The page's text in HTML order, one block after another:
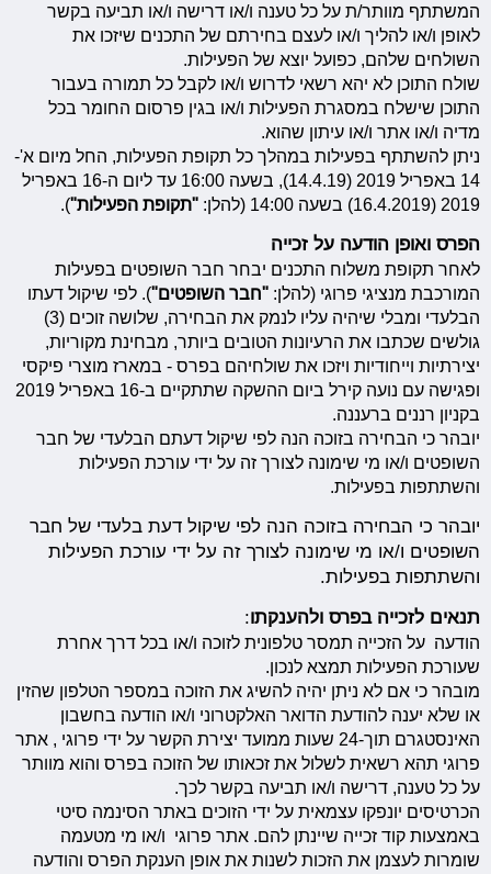
המשתתף מוותר/ת על כל טענה ו/או דרישה ו/או תביעה בקשר
לאופן ו/או להליך ו/או לעצם בחירתם של התכנים שיזכו את
השולחים שלהם, כפועל יוצא של הפעילות.
שולח התוכן לא יהא רשאי לדרוש ו/או לקבל כל תמורה בעבור
התוכן שישלח במסגרת הפעילות ו/או בגין פרסום החומר בכל
מדיה ו/או אתר ו/או עיתון שהוא.
ניתן להשתתף בפעילות במהלך כל תקופת הפעילות, החל מיום א'-
14 באפריל 2019 (14.4.19), בשעה 16:00 עד ליום ה-16 באפריל
2019 (16.4.2019) בשעה 14:00 (להלן:
"תקופת הפעילות").
הפרס ואופן הודעה על זכייה
לאחר תקופת משלוח התכנים יבחר חבר השופטים בפעילות
המורכבת מנציגי פרוגי (להלן:"חבר השופטים"). לפי שיקול דעתו
הבלעדי ומבלי שיהיה עליו לנמק את הבחירה, שלושה זוכים (3)
גולשים שכתבו את הרעיונות הטובים ביותר, מבחינת מקוריות,
יצירתיות וייחודיות ויזכו את שולחיהם בפרס - במארז מוצרי פיקסי
ופגישה עם נועה קירל ביום ההשקה שתתקיים ב-16 באפריל 2019
בקניון רננים ברעננה.
יובהר כי הבחירה בזוכה הנה לפי שיקול דעתם הבלעדי של חבר
השופטים ו/או מי שימונה לצורך זה על ידי עורכת הפעילות
והשתתפות בפעילות.
יובהר כי הבחירה בזוכה הנה לפי שיקול דעת בלעדי של חבר
השופטים ו/או מי שימונה לצורך זה על ידי עורכת הפעילות
והשתתפות בפעילות.
תנאים לזכייה בפרס ולהענקתו:
הודעה על הזכייה תמסר טלפונית לזוכה ו/או בכל דרך אחרת
שעורכת הפעילות תמצא לנכון.
מובהר כי אם לא ניתן יהיה להשיג את הזוכה במספר הטלפון שהזין
או שלא יענה להודעת הדואר האלקטרוני ו/או הודעה בחשבון
האינסטגרם תוך-24 שעות ממועד יצירת הקשר על ידי פרוגי , אתר
פרוגי תהא רשאית לשלול את זכאותו של הזוכה בפרס והוא מוותר
על כל טענה, דרישה ו/או תביעה בקשר לכך.
הכרטיסים יונפקו עצמאית על ידי הזוכים באתר הסינמה סיטי
באמצעות קוד זכייה שיינתן להם. אתר פרוגי ו/או מי מטעמה
שומרות לעצמן את הזכות לשנות את אופן הענקת הפרס והודעה